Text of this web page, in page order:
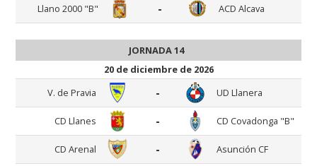
Llano 2000 "B" - ACD Alcava
JORNADA 14
20 de diciembre de 2026
V. de Pravia
- UD Llanera
CD Llanes - CD Covadonga "B"
CD Arenal - Asunción CF